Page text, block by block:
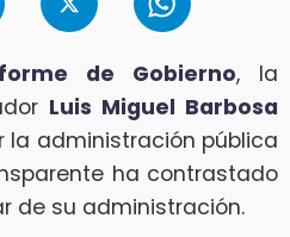
de Gobierno, la
Luis Miguel Barbosa
la administración pública
ha contrastado
de su administración.